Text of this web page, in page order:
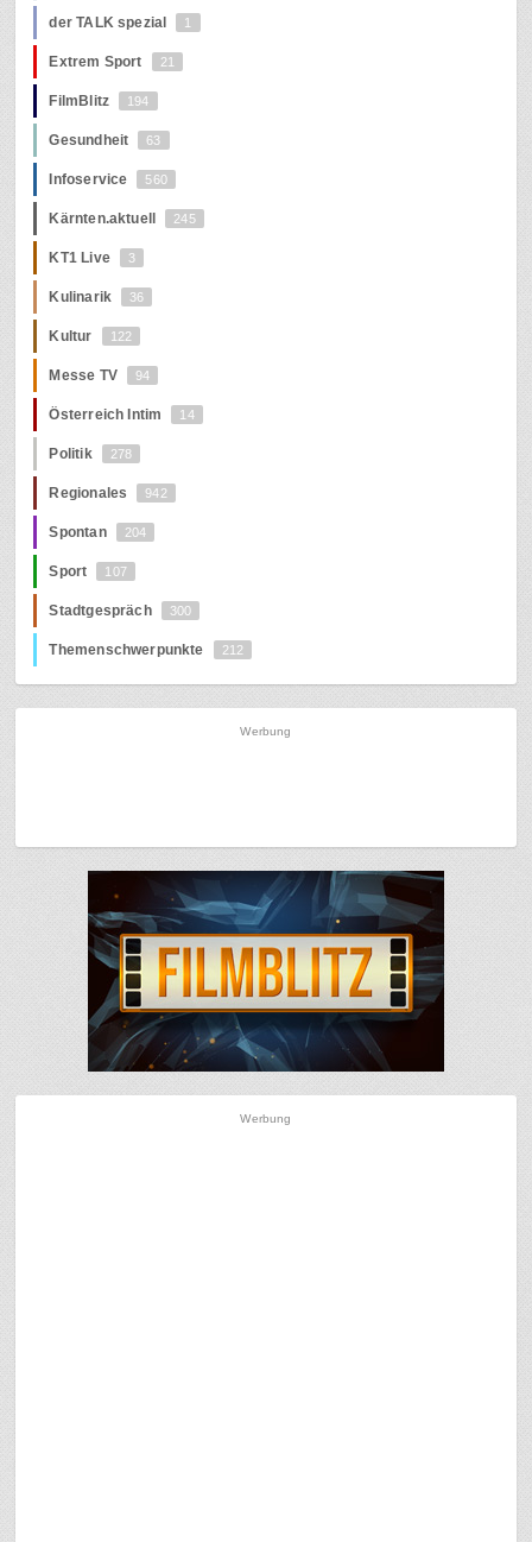
der TALK spezial 1
Extrem Sport 21
FilmBlitz 194
Gesundheit 63
Infoservice 560
Kärnten.aktuell 245
KT1 Live 3
Kulinarik 36
Kultur 122
Messe TV 94
Österreich Intim 14
Politik 278
Regionales 942
Spontan 204
Sport 107
Stadtgespräch 300
Themenschwerpunkte 212
Werbung
Werbung